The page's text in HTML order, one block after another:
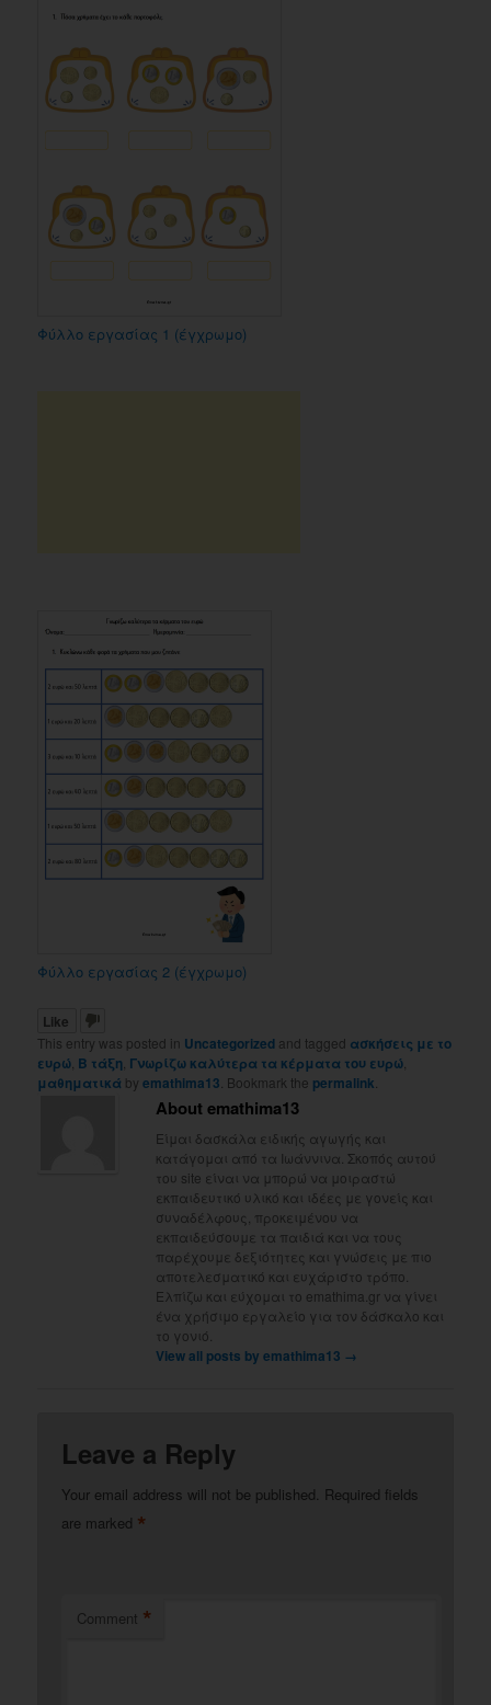
Φύλλο εργασίας 1 (έγχρωμο)
Φύλλο εργασίας 2 (έγχρωμο)
Like
This entry was posted in Uncategorized and tagged ασκήσεις με το
ευρώ Β τάξη Γνωρίζω καλύτερα τα κέρματα του ευρώ
μαθηματικά byemathima13 . Bookmark the permalink
About emathima13
Είμαι δασκάλα ειδικής αγωγής και
κατάγομαι από τα Ιωάννινα. Σκοπός αυτού
του site είναι να μπορώ να μοιραστώ
εκπαιδευτικό υλικό και ιδέες με γονείς και
συναδέλφους, προκειμένου να
εκπαιδεύσουμε τα παιδιά και να τους
παρέχουμε δεξιότητες και γνώσεις με πιο
αποτελεσματικό και ευχάριστο τρόπο.
Ελπίζω και εύχομαι το emathima.gr να γίνει
ένα χρήσιμο εργαλείο για τον δάσκαλο και
το γονιό.
View all posts by emathima13 →
Leave a Reply
Your email address will not be published. Required fields
are marked *
Comment *